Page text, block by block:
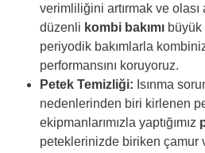
verimliliğini artırmak ve olası
düzenli kombi bakımı büyük
periyodik bakımlarla
performansını koruyoruz.
Petek Temizliği: Isınma
nedenlerinden biri kirlenen
ekipmanlarımızla yaptığımız
peteklerinizde biriken çamur